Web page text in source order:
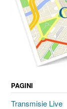
PAGINI
Transmisie Live